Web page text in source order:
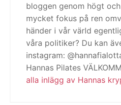
bloggen genom högt
mycket fokus på ren
händer i vår värld
våra politiker? Du kan
instagram:
Hannas Pilates
alla inlägg av Hannas